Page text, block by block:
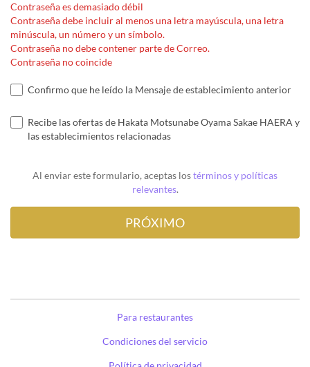
Contraseña es demasiado débil
Contraseña debe incluir al menos una letra mayúscula, una letra
minúscula, un número y un símbolo.
Contraseña no debe contener parte de Correo.
Contraseña no coincide
Confirmo que he leído la Mensaje de establecimiento anterior
Recibe las ofertas de Hakata Motsunabe Oyama Sakae HAERA y
las establecimientos relacionadas
Al enviar este formulario, aceptas lostérminos y políticas
relevantes.
Para restaurantes
Condiciones del servicio